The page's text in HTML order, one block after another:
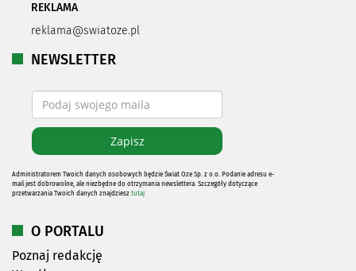
REKLAMA
reklama@swiatoze.pl
NEWSLETTER
Administratorem Twoich danych osobowych będzie Świat Oze Sp. z o.o. Podanie adresu e-
mail jest dobrowolne, ale niezbędne do otrzymania newslettera. Szczegóły dotyczące
przetwarzania Twoich danych znajdziesz tutaj
O PORTALU
Poznaj redakcję